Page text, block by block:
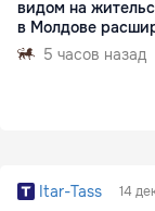
видом на
в Молдове
5 часов назад
Itar-Tass 14